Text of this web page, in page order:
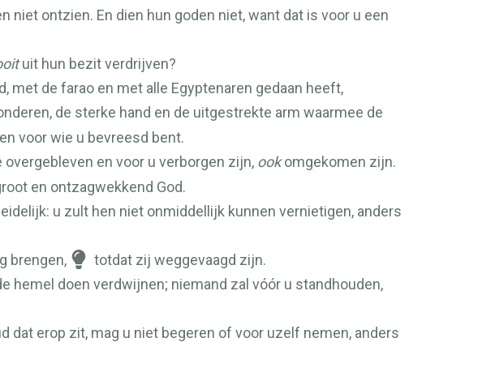
niet ontzien. En dien hun goden niet, want dat is voor u een
uit hun bezit verdrijven?
met de farao en met alle Egyptenaren gedaan heeft,
de sterke hand en de uitgestrekte arm waarmee de
voor wie u bevreesd bent.
en voor u verborgen zijn, ookomgekomen zijn.
en ontzagwekkend God.
u zult hen niet onmiddellijk kunnen vernietigen, anders
brengen,
totdat zij weggevaagd zijn.
hemel doen verdwijnen; niemand zal vóór u standhouden,
dat erop zit, mag u niet begeren of voor uzelf nemen, anders